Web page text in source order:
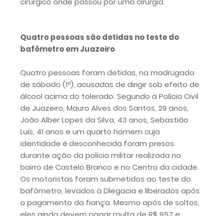
Quatro pessoas são detidas no teste do
bafômetro em Juazeiro
Quatro pessoas foram detidas, na madrugada
de sábado (1º), acusadas de dirigir sob efeito de
álcool acima do tolerado. Segundo a Polícia Civil
de Juazeiro, Mauro Alves dos Santos, 29 anos,
João Alber Lopes da Silva, 43 anos, Sebastião
Luís, 41 anos e um quarto homem cuja
identidade é desconhecida foram presos
durante ação da polícia militar realizada no
bairro de Castelo Branco e no Centro da cidade.
Os motoristas foram submetidos ao teste do
bafômetro, levados à Dlegacia e liberados após
o pagamento da fiança. Mesmo após de soltos,